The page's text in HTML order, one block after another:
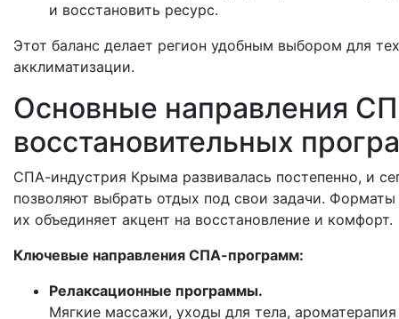
и восстановить ресурс.
Этот баланс делает регион удобным выбором для
акклиматизации.
Основные направления
восстановительных
СПА-индустрия Крыма развивалась постепенно, и
позволяют выбрать отдых под свои задачи.
их объединяет акцент на восстановление и комфорт.
Ключевые направления СПА-программ:
Релаксационные программы.
Мягкие массажи, уходы для тела,